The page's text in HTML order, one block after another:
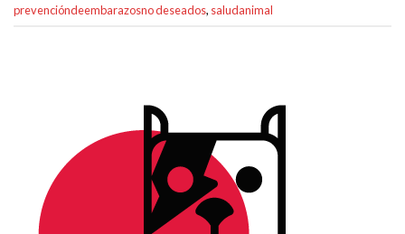
prevencióndeembarazosno deseados, saludanimal